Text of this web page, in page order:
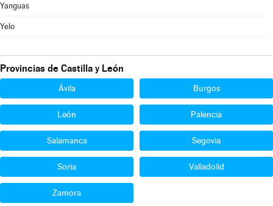
Yanguas
Yelo
Provincias de Castilla y León
Ávila Burgos
León Palencia
Salamanca Segovia
Soria Valladolid
Zamora